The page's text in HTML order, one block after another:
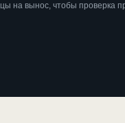
на вынос, чтобы проверка